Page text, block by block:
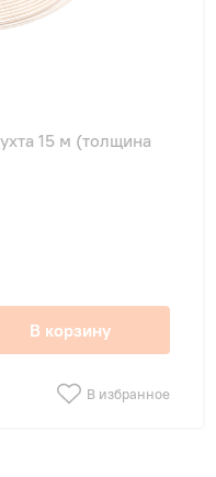
15 м (толщина
В корзину
В избранное